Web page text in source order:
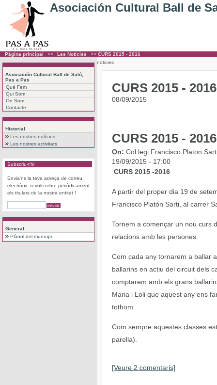
Asociación Cultural Ball de
Pàgina principal >> Les Noticies >> CURS 2015 - 2016
Asociación Cultural Ball de Saló,
Pas a Pas
Què Fem
Qui Som
On Som
Contacte
Historial
Les nostres notícies
Les nostres activitats
Subscriu-t'hi
Envia'ns la teva adreça de correu
electrònic si vols rebre periòdicament
els titulars de la nostra entitat !
General
Plànol del municipi
noticies
CURS 2015 - 2016
08/09/2015
CURS 2015 - 2016
On: Col.legi Francisco Platon
19/09/2015 - 17:00
CURS 2015 -2016
A partir del proper dia 19 de
Francisco Platón Sarti, al carrer
Tornem a començar un nou curs
relacions amb les persones.
Com cada any tornarem a ballar
ballarins en actiu del circuit dels
comptarem amb els grans
Maria i Loli que aquest any ens
tothom.
Com sempre aquestes classes
parella).
[Veure 2 comentaris]